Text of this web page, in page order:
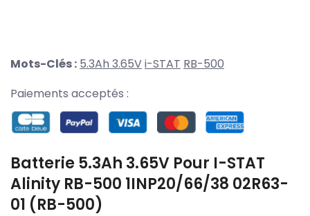
Mots-Clés : 5.3Ah 3.65Vi-STAT RB-500
Paiements acceptés :
Batterie 5.3Ah 3.65V Pour I-STAT
Alinity RB-500 1INP20/66/38 02R63-
01 (RB-500)